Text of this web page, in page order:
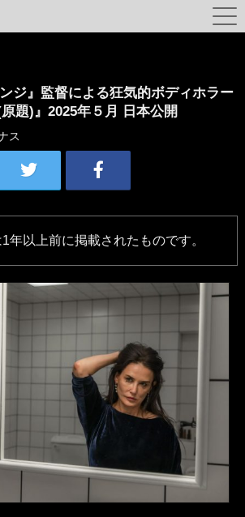
ンジ』監督による狂気的ボディホラー
題)』2025年５月 日本公開
ス
年以上前に掲載されたものです。